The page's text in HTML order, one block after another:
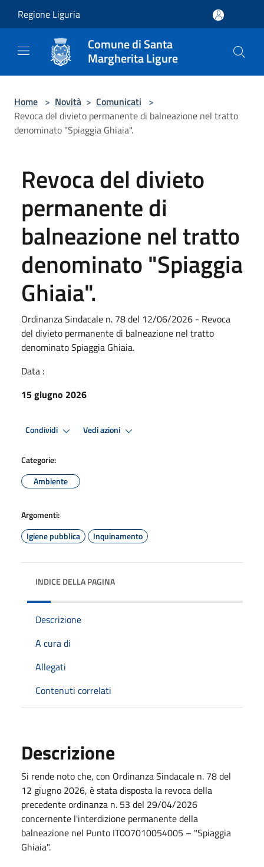
Regione Liguria
Comune di Santa
Margherita Ligure
Home > Novità > Comunicati >
Revoca del divieto permanente di balneazione nel tratto
denominato "Spiaggia Ghiaia".
Revoca del divieto
permanente di
balneazione nel tratto
denominato "Spiaggia
Ghiaia".
Ordinanza Sindacale n. 78 del 12/06/2026 - Revoca
del divieto permanente di balneazione nel tratto
denominato Spiaggia Ghiaia.
Data :
15 giugno 2026
Condividi Vedi azioni
Categorie:
Ambiente
Argomenti:
Igiene pubblica
Inquinamento
INDICE DELLA PAGINA
Descrizione
A cura di
Allegati
Contenuti correlati
Descrizione
Si rende noto che, con Ordinanza Sindacale n. 78 del
12 giugno 2026, è stata disposta la revoca della
precedente ordinanza n. 53 del 29/04/2026
concernente l'interdizione permanente della
balneazione nel Punto IT007010054005 – "Spiaggia
Ghiaia".